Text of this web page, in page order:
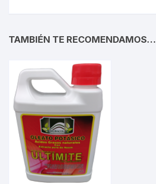
TAMBIÉN TE RECOMENDAMOS…